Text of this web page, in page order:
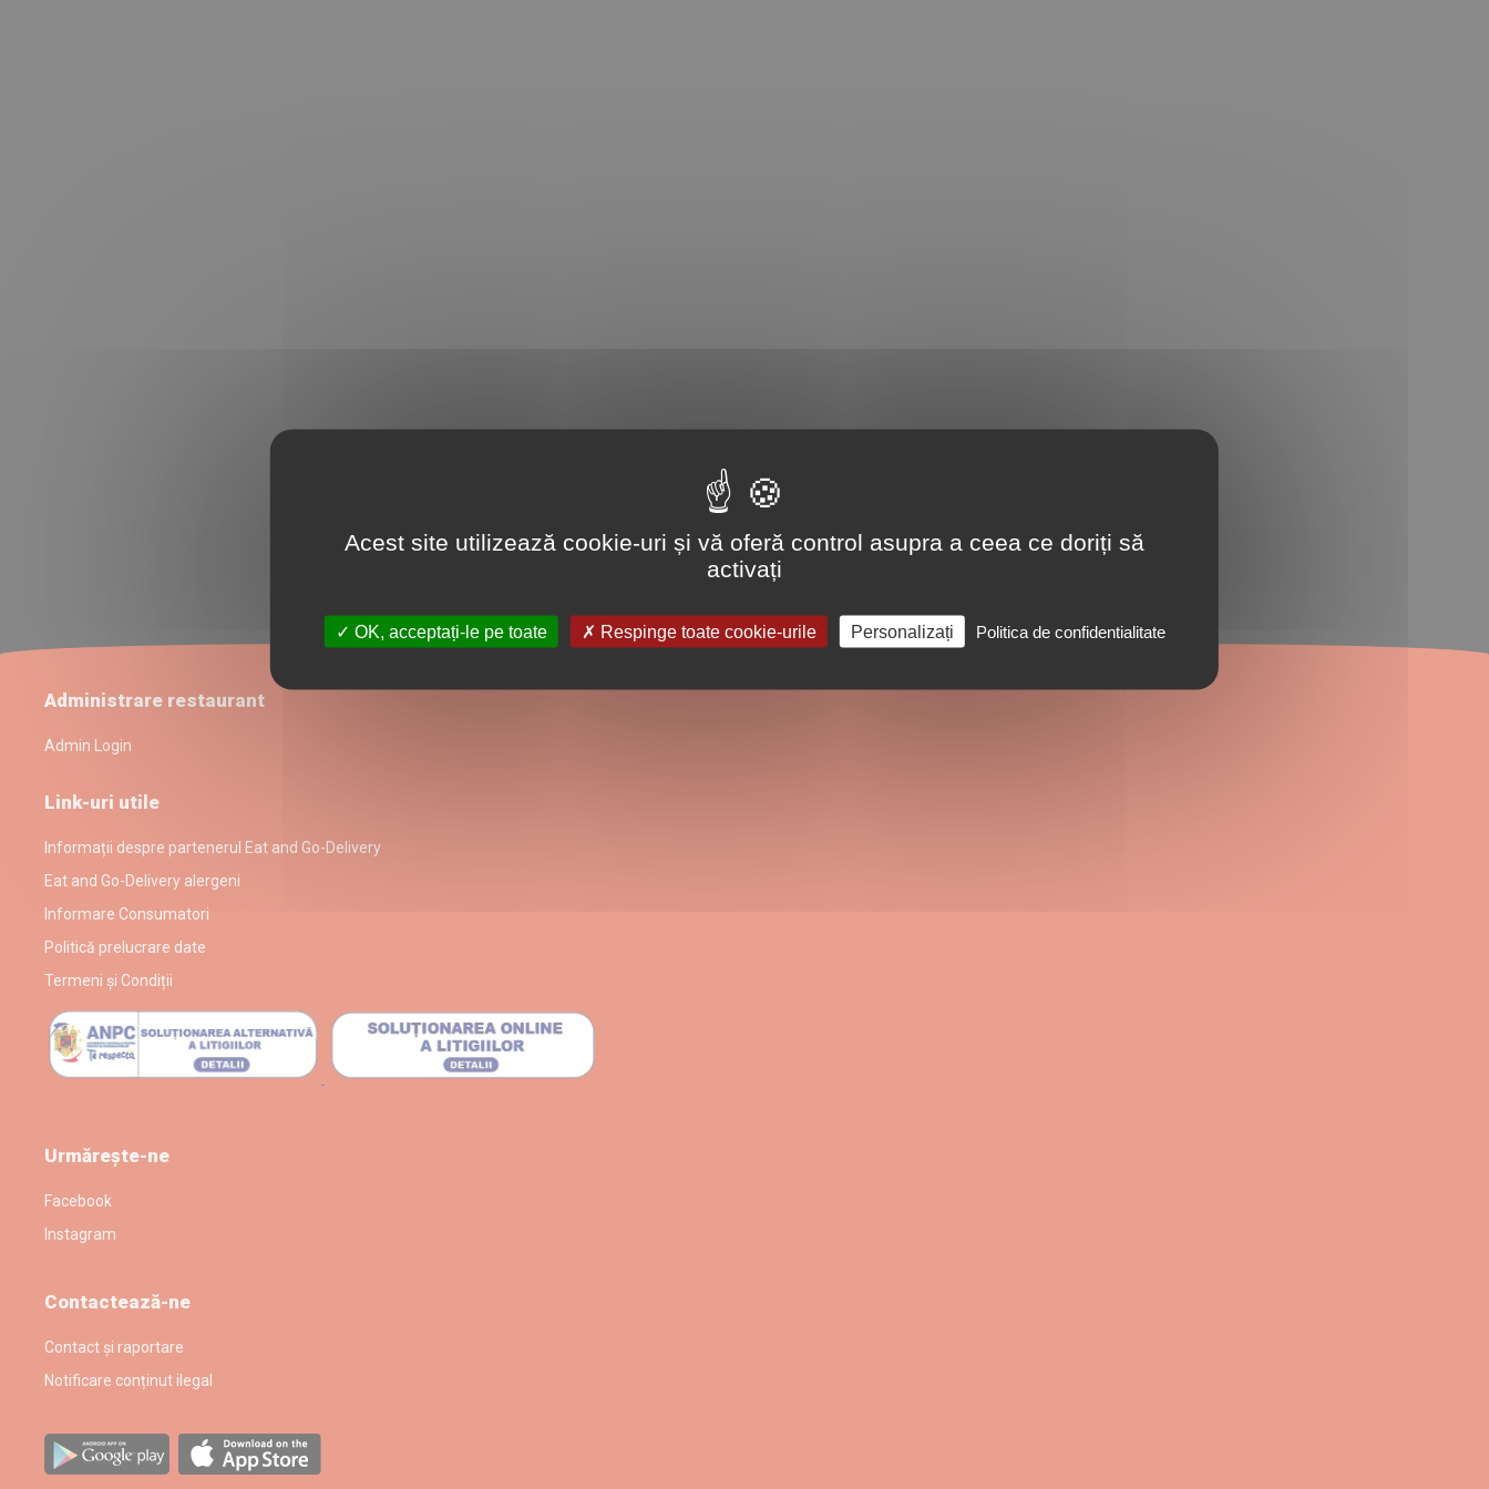
Administrare restaurant
Admin Login
Link-uri utile
Informații despre partenerul Eat and Go-Delivery
Eat and Go-Delivery alergeni
Informare Consumatori
Politică prelucrare date
Termeni și Condiții
Urmărește-ne
Facebook
Instagram
Contactează-ne
Contact și raportare
Notificare conținut ilegal
Acest site utilizează cookie-uri și vă oferă control asupra a ceea ce doriți să
activați
OK, acceptați-le pe toate Respinge toate cookie-urile Personalizați Politica de confidentialitate